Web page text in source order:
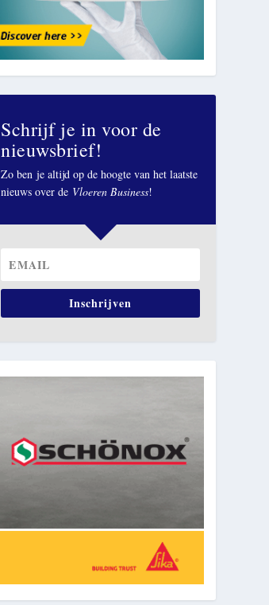
Schrijf je in voor de
nieuwsbrief!
Zo ben je altijd op de hoogte van het laatste
nieuws over de Vloeren Business!
Inschrijven